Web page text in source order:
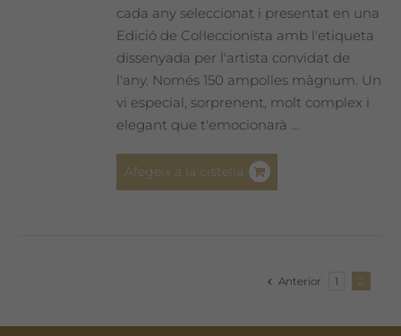
cada any seleccionat i presentat en una
Edició de Col·leccionista amb l'etiqueta
dissenyada per l'artista convidat de
l'any. Només 150 ampolles màgnum. Un
vi especial, sorprenent, molt complex i
elegant que t'emocionarà ...
Afegeix a la cistella
Anterior 1 2